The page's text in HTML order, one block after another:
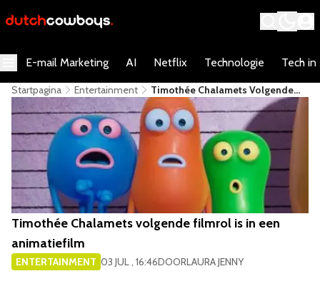
E-mail Marketing AI Netflix Technologie Tech in
Startpagina Entertainment
Timothée Chalamets Volgende
Filmrol Is In Een Animatiefilm
Timothée Chalamets volgende filmrol is in een
animatiefilm
ENTERTAINMENT 03 JUL , 16:46DOORLAURA JENNY